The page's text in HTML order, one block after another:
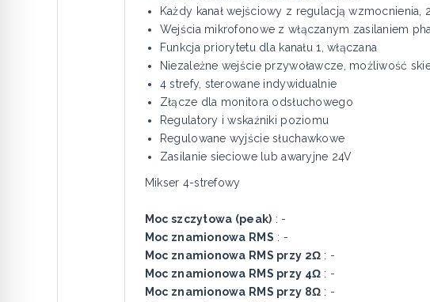
Każdy kanał wejściowy z regulacją
Wejścia mikrofonowe z włączanym zasilaniem
Funkcja priorytetu dla kanału 1, włączana
Niezależne wejście przywoławcze, możliwość
4 strefy, sterowane indywidualnie
Złącze dla monitora odsłuchowego
Regulatory i wskaźniki poziomu
Regulowane wyjście słuchawkowe
Zasilanie sieciowe lub awaryjne 24V
Mikser 4-strefowy
Moc szczytowa (peak) : -
Moc znamionowa RMS : -
Moc znamionowa RMS przy 2Ω : -
Moc znamionowa RMS przy 4Ω : -
Moc znamionowa RMS przy 8Ω : -